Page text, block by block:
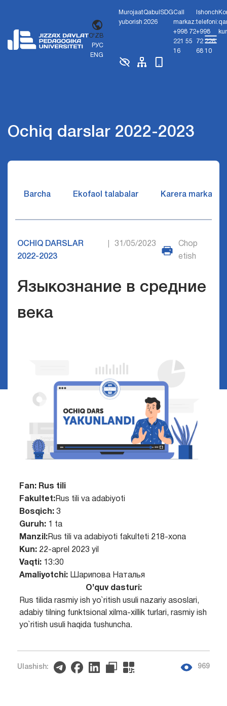
O'ZB
РУС
ENG
Murojaat
yuborish
Qabul
2026
SDGCall
markaz:
+998 72
221 55
16
Ishonch
telefoni:
+998
72 226
68 10
Ochiq darslar 2022-2023
Barcha Ekofaol talabalar Karera markazi
OCHIQ DARSLAR
2022-2023
31/05/2023
Chop
etish
Языкознание в средние
века
Fan: Rus tili
Fakultet:Rus tili va adabiyoti
Bosqich: 3
Guruh:1 ta
Manzil:Rus tili va adabiyoti fakulteti 218-xona
Kun: 22-aprel 2023 yil
Vaqti:13:30
Amaliyotchi: Шарипова Наталья
O’quv dasturi:
Rus tilida rasmiy ish yo`ritish usuli nazariy asoslari,
adabiy tilning funktsional xilma-xillik turlari, rasmiy ish
yo`ritish usuli haqida tushuncha.
Ulashish: 969